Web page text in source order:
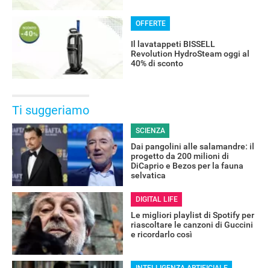
OFFERTE
Il lavatappeti BISSELL
Revolution HydroSteam oggi al
40% di sconto
Ti suggeriamo
SCIENZA
Dai pangolini alle salamandre: il
progetto da 200 milioni di
DiCaprio e Bezos per la fauna
selvatica
DIGITAL LIFE
Le migliori playlist di Spotify per
riascoltare le canzoni di Guccini
e ricordarlo così